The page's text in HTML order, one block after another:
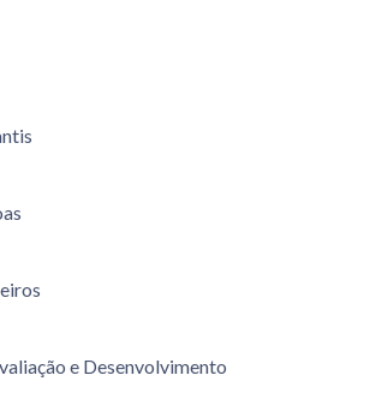
e Desenvolvimento